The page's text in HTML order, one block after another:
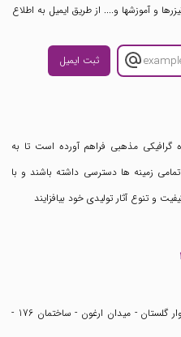
و آموزشها و.... از طریق ایمیل به اطلاع
ثبت ایمیل
گرافیکی مذهبی فراهم آورده است تا به
تمامی زمینه ها دسترسی داشته باشند و با
و تنوع آثار تولیدی خود بیافزایند
تهران - شهر گلستان - بلوار گلستان - میدان ارغون - ساختمان 176 -